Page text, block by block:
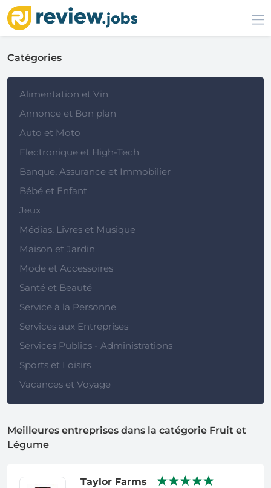
Catégories
Alimentation et Vin
Annonce et Bon plan
Auto et Moto
Electronique et High-Tech
Banque, Assurance et Immobilier
Bébé et Enfant
Jeux
Médias, Livres et Musique
Maison et Jardin
Mode et Accessoires
Santé et Beauté
Service à la Personne
Services aux Entreprises
Services Publics - Administrations
Sports et Loisirs
Vacances et Voyage
Meilleures entreprises dans la catégorie Fruit et
Légume
Taylor Farms